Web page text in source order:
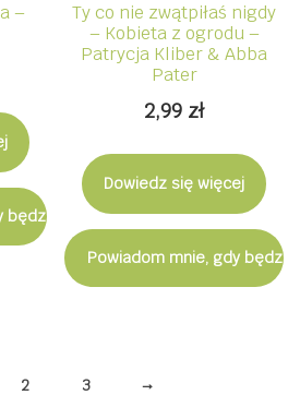
–
będzie dostępny
Ty co nie zwątpiłaś nigdy
– Kobieta z ogrodu –
Patrycja Kliber & Abba
Pater
2,99 zł
Dowiedz się więcej
Powiadom mnie, gdy
2 3 →